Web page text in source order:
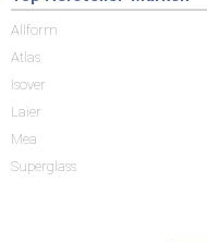
Allform
Atlas
Isover
Laier
Mea
Superglass